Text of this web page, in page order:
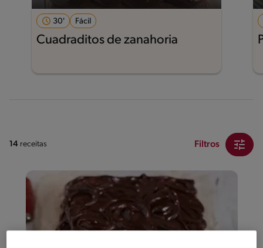
30' Fácil
Cuadraditos de zanahoria
14 receitas Filtros